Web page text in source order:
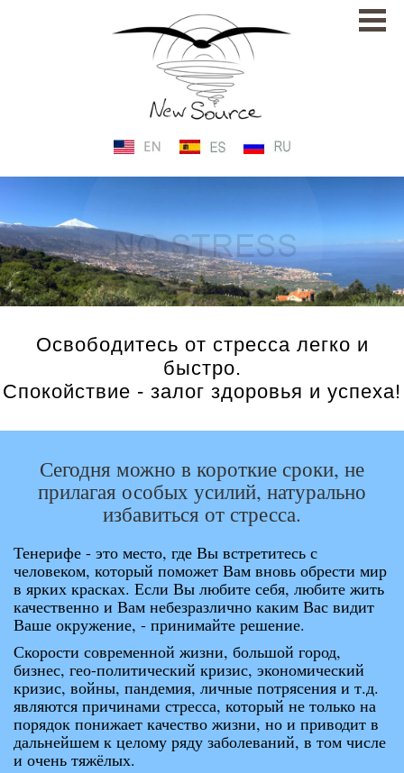
Освободитесь от стресса легко и
быстро.
Спокойствие - залог здоровья и успеха!
Сегодня можно в короткие сроки, не
прилагая особых усилий, натурально
избавиться от стресса.
Тенерифе - это место, где Вы встретитесь с
человеком, который поможет Вам вновь обрести мир
в ярких красках. Если Вы любите себя, любите жить
качественно и Вам небезразлично каким Вас видит
Ваше окружение, - принимайте решение.
Скорости современной жизни, большой город,
бизнес, гео-политический кризис, экономический
кризис, войны, пандемия, личные потрясения и т.д.
являются причинами стресса, который не только на
порядок понижает качество жизни, но и приводит в
дальнейшем к целому ряду заболеваний, в том числе
и очень тяжёлых.